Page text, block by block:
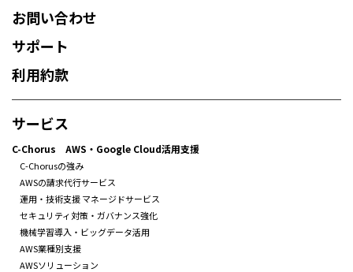
お問い合わせ
サポート
利用約款
サービス
C-Chorus AWS・Google Cloud活用支援
C-Chorusの強み
AWSの請求代行サービス
運用・技術支援 マネージドサービス
セキュリティ対策・ガバナンス強化
機械学習導入・ビッグデータ活用
AWS業種別支援
AWSソリューション